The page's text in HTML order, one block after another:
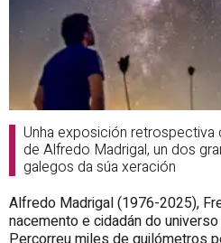
Unha exposición
de Alfredo Madrigal, un dos
galegos da súa xeración
Alfredo Madrigal (1976-2025),
nacemento e cidadán do